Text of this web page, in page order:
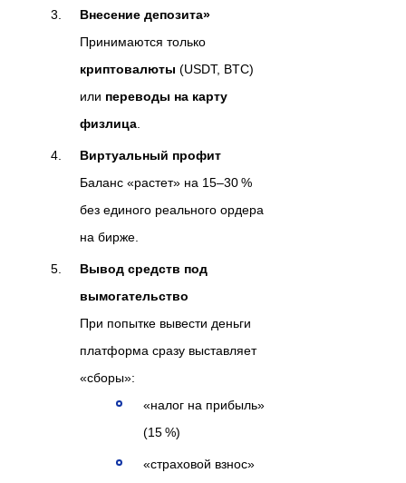
Внесение депозита»
Принимаются только
криптовалюты (USDT, BTC)
или переводы на карту
физлица.
Виртуальный профит
Баланс «растет» на 15–30 %
без единого реального ордера
на бирже.
Вывод средств под
вымогательство
При попытке вывести деньги
платформа сразу выставляет
«сборы»:
«налог на прибыль»
(15 %)
«страховой взнос»